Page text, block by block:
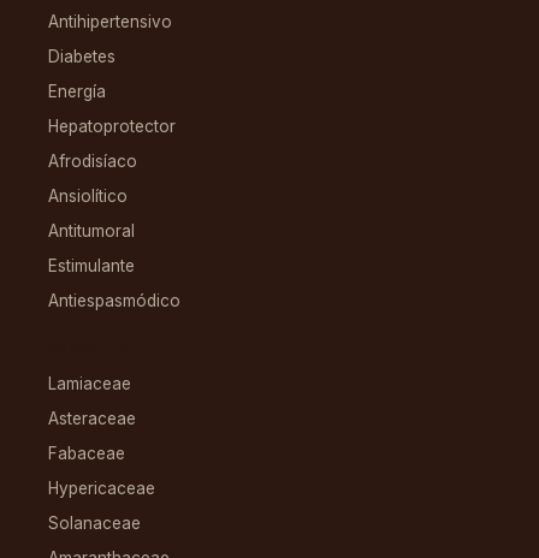
Antihipertensivo
Diabetes
Energía
Hepatoprotector
Afrodisíaco
Ansiolítico
Antitumoral
Estimulante
Antiespasmódico
Lamiaceae
Asteraceae
Fabaceae
Hypericaceae
Solanaceae